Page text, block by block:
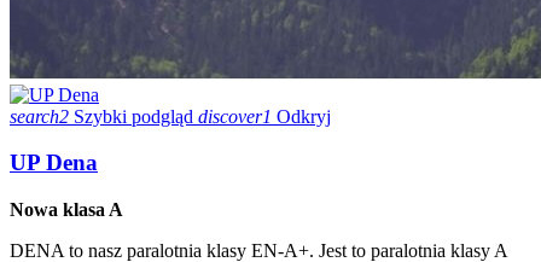
search2 Szybki podgląd discover1 Odkryj
UP Dena
Nowa klasa A
DENA to nasz paralotnia klasy EN-A+. Jest to paralotnia klasy A